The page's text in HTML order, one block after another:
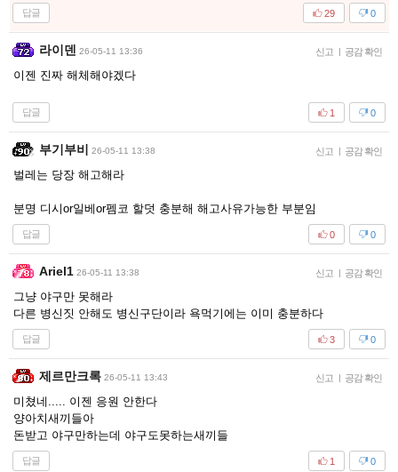
답글 0
29
라이덴 26-05-11 13:36 신고 | 공감 확인
이젠 진짜 해체해야겠다
답글 0
1
부기부비 26-05-11 13:38 신고 | 공감 확인
벌레는 당장 해고해라
분명 디시or일베or펨코 할덧 충분해 해고사유가능한 부분임
답글 0
0
Ariel1 26-05-11 13:38 신고 | 공감 확인
그냥 야구만 못해라
다른 병신짓 안해도 병신구단이라 욕먹기에는 이미 충분하다
답글 0
3
제르만크록 26-05-11 13:43 신고 | 공감 확인
미쳤네..... 이젠 응원 안한다
양아치새끼들아
돈받고 야구만하는데 야구도못하는새끼들
답글 0
1